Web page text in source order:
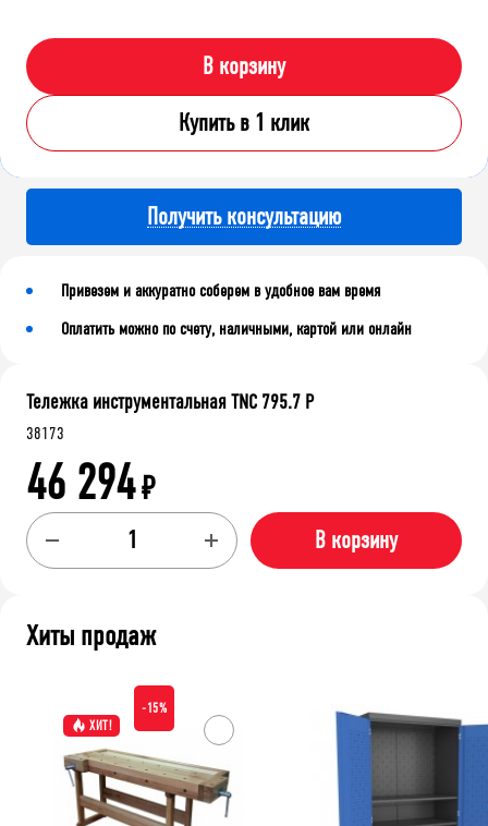
В корзину
Купить в 1 клик
Получить консультацию
Привезем и аккуратно соберем в удобное вам время
Оплатить можно по счету, наличными, картой или онлайн
Тележка инструментальная TNC 795.7 P
38173
46 294₽
В корзину
Хиты продаж
ХИТ!
-15%